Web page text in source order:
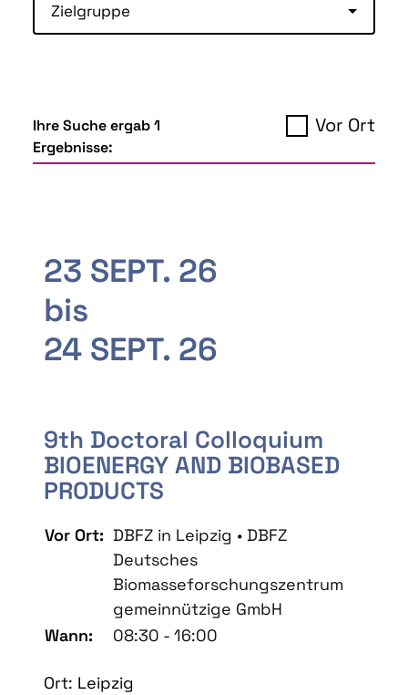
Zielgruppe
Ihre Suche ergab 1
Ergebnisse:
Vor Ort
23 SEPT. 26
bis
24 SEPT. 26
9th Doctoral Colloquium
BIOENERGY AND BIOBASED
PRODUCTS
Vor Ort: DBFZ in Leipzig • DBFZ
Deutsches
Biomasseforschungszentrum
gemeinnützige GmbH
Wann:
08:30 - 16:00
Ort: Leipzig